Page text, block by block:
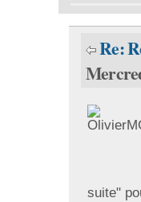
Re:
suite"